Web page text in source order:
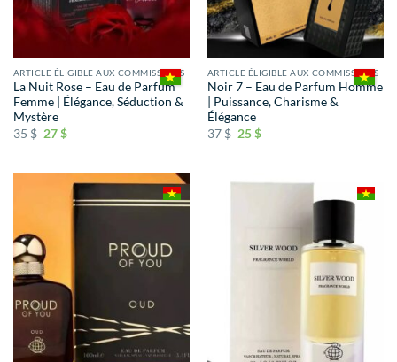
ARTICLE ÉLIGIBLE AUX COMMISSIONS
La Nuit Rose – Eau de Parfum
Femme | Élégance, Séduction &
Mystère
35$ 27$
ARTICLE ÉLIGIBLE AUX COMMISSIONS
Noir 7 – Eau de Parfum Homme
| Puissance, Charisme &
Élégance
37$ 25$